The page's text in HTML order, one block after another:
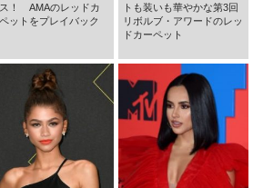
！ AMAのレッドカ
ットをプレイバック
トも装いも華やかな第3回
リボルブ・アワードのレッ
ドカーペット